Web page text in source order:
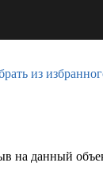
из
на данный